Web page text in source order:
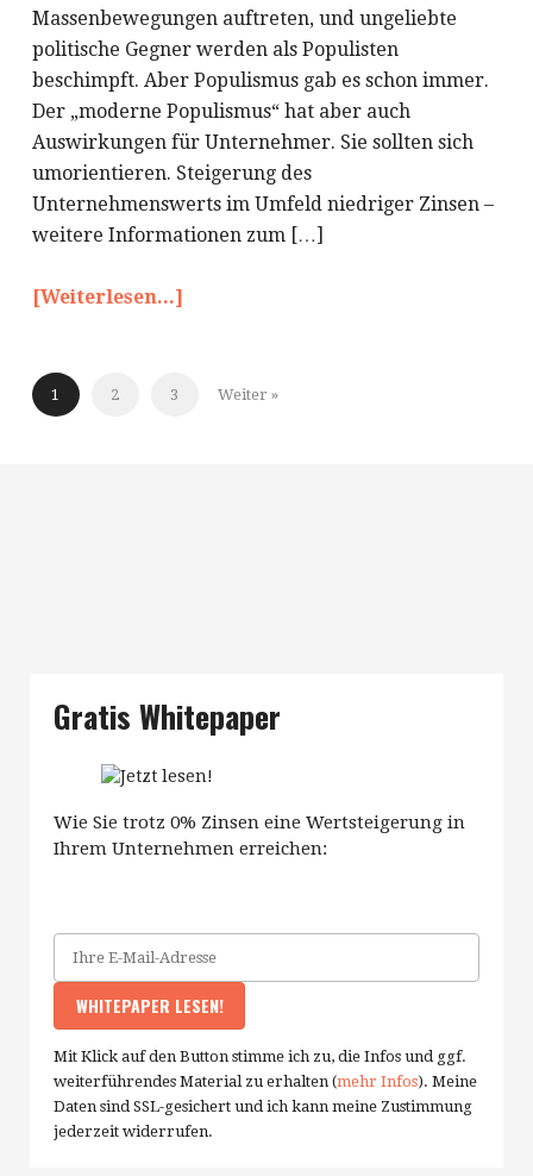
Massenbewegungen auftreten, und ungeliebte
politische Gegner werden als Populisten
beschimpft. Aber Populismus gab es schon immer.
Der „moderne Populismus“ hat aber auch
Auswirkungen für Unternehmer. Sie sollten sich
umorientieren. Steigerung des
Unternehmenswerts im Umfeld niedriger Zinsen –
weitere Informationen zum […]
[Weiterlesen...]
1 2 3 Weiter »
Gratis Whitepaper
Wie Sie trotz 0% Zinsen eine Wertsteigerung in
Ihrem Unternehmen erreichen:
Mit Klick auf den Button stimme ich zu, die Infos und ggf.
weiterführendes Material zu erhalten (mehr Infos). Meine
Daten sind SSL-gesichert und ich kann meine Zustimmung
jederzeit widerrufen.